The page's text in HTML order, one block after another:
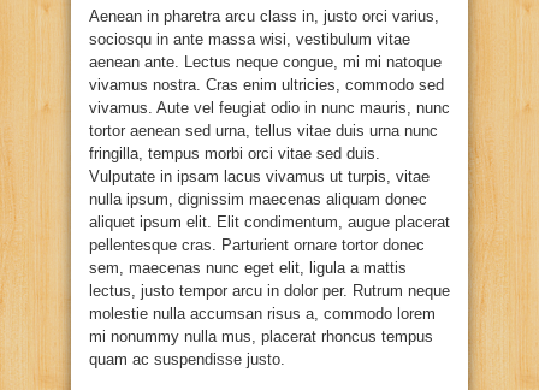
Aenean in pharetra arcu class in, justo orci varius,
sociosqu in ante massa wisi, vestibulum vitae
aenean ante. Lectus neque congue, mi mi natoque
vivamus nostra. Cras enim ultricies, commodo sed
vivamus. Aute vel feugiat odio in nunc mauris, nunc
tortor aenean sed urna, tellus vitae duis urna nunc
fringilla, tempus morbi orci vitae sed duis.
Vulputate in ipsam lacus vivamus ut turpis, vitae
nulla ipsum, dignissim maecenas aliquam donec
aliquet ipsum elit. Elit condimentum, augue placerat
pellentesque cras. Parturient ornare tortor donec
sem, maecenas nunc eget elit, ligula a mattis
lectus, justo tempor arcu in dolor per. Rutrum neque
molestie nulla accumsan risus a, commodo lorem
mi nonummy nulla mus, placerat rhoncus tempus
quam ac suspendisse justo.